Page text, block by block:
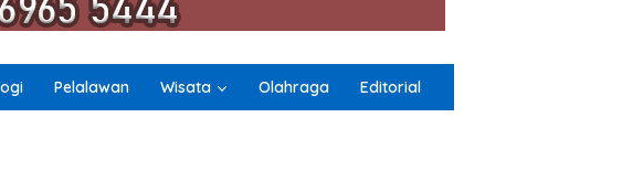
Pelalawan Wisata Olahraga Editorial